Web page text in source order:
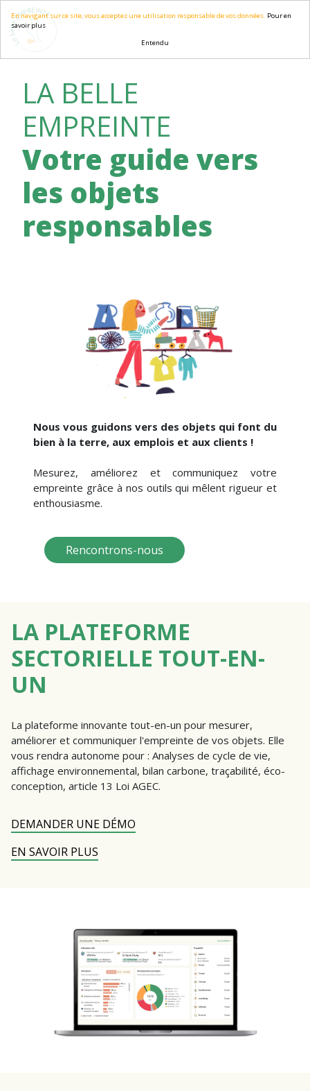
Entendu
En navigant sur ce site, vous acceptez une utilisation responsable de vos données. Pour en
savoir plus
LA BELLE
EMPREINTE
Votre guide vers
les objets
responsables
Nous vous guidons vers des objets qui font du
bien à la terre, aux emplois et aux clients !
Mesurez, améliorez et communiquez votre
empreinte grâce à nos outils qui mêlent rigueur et
enthousiasme.
Rencontrons-nous
LA PLATEFORME
SECTORIELLE TOUT-EN-
UN
La plateforme innovante tout-en-un pour mesurer,
améliorer et communiquer l'empreinte de vos objets. Elle
vous rendra autonome pour : Analyses de cycle de vie,
affichage environnemental, bilan carbone, traçabilité, éco-
conception, article 13 Loi AGEC.
DEMANDER UNE DÉMO
EN SAVOIR PLUS